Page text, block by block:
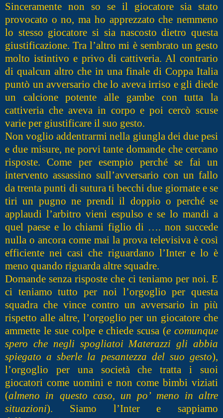
Sinceramente non so se il giocatore sia stato
provocato o no, ma ho apprezzato che nemmeno
lo stesso giocatore si sia nascosto dietro questa
giustificazione. Tra l’altro mi è sembrato un gesto
molto istintivo e privo di cattiveria. Al contrario
di qualcun altro che in una finale di Coppa Italia
puntò un avversario che lo aveva irriso e gli diede
un calcione potente alle gambe con tutta la
cattiveria che aveva in corpo e poi cercò scuse
varie per giustificare il suo gesto.
Non voglio addentrarmi nella giungla dei due pesi
e due misure, ne porvi tante domande che cercano
risposte. Come per esempio perché se fai un
intervento assassino sull’avversario con un fallo
da trenta punti di sutura ti becchi due giornate e se
tiri un pugno ne prendi il doppio o perché se
applaudi l’arbitro vieni espulso e se lo mandi a
quel paese e lo chiami figlio di …. non succede
nulla o ancora come mai la prova televisiva è così
efficiente nei casi che riguardano l’Inter e lo è
meno quando riguarda altre squadre.
Domande senza risposte che ci teniamo per noi. E
ci teniamo tutto per noi l’orgoglio per questa
squadra che vince contro un avversario in più
rispetto alle altre, l’orgoglio per un giocatore che
ammette le sue colpe e chiede scusa (e comunque
spero che negli spogliatoi Materazzi gli abbia
spiegato a sberle la pesantezza del suo gesto),
l’orgoglio per una società che tratta i suoi
giocatori come uomini e non come bimbi viziati
(almeno in questo caso, un po’ meno in altre
situazioni). Siamo l’Inter e sappiamo